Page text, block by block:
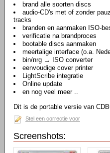
brand alle soorten discs
audio-CD's met of zonder
tracks
branden en aanmaken ISO-
verificatie na brandproces
bootable discs aanmaken
meertalige interface (o.a.
bin/nrg → ISO converter
eenvoudige cover printer
LightScribe integratie
Online update
en nog veel meer ..
Dit is de portable versie van
Stel een correctie voor
Screenshots: